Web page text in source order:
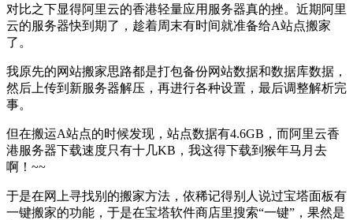
对比之下显得阿里云的香港轻量应用服务器真的挫。近期阿里
云的服务器快到期了，趁着周末有时间就准备给A站点搬家
了。
我原先的网站搬家思路都是打包备份网站数据和数据库数据，
然后上传到新服务器解压，再进行各种设置，最后调整解析完
事。
但在搬运A站点的时候发现，站点数据有4.6GB，而阿里云香
港服务器下载速度只有十几KB，我这得下载到猴年马月去
啊！~~
于是在网上寻找别的搬家方法，依稀记得别人说过宝塔面板有
一键搬家的功能，于是在宝塔软件商店里搜索“一键”，果然是